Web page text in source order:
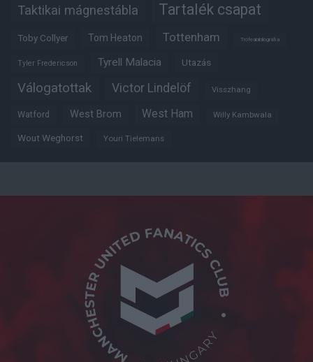
Taktikai mágnestábla Tartalék csapat
Toby Collyer Tom Heaton Tottenham Trófeabibliográfia
Tyler Fredericson Tyrell Malacia Utazás
Válogatottak Victor Lindelöf Visszhang
Watford West Brom West Ham Willy Kambwala
Wout Weghorst Youri Tielemans